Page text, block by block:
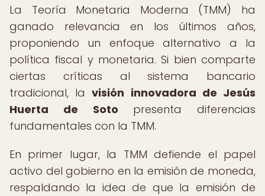
La Teoría Monetaria Moderna (TMM) ha
ganado relevancia en los últimos años,
proponiendo un enfoque alternativo a la
política fiscal y monetaria. Si bien comparte
ciertas críticas al sistema bancario
tradicional, lavisión innovadora de Jesús
Huerta de Soto presenta diferencias
fundamentales con la TMM.
En primer lugar, la TMM defiende el papel
activo del gobierno en la emisión de moneda,
respaldando la idea de que la emisión de